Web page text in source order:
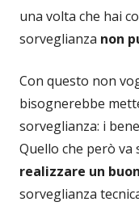
una volta che hai
sorveglianza non
Con questo non
bisognerebbe
sorveglianza: i
Quello che però va
realizzare un
sorveglianza